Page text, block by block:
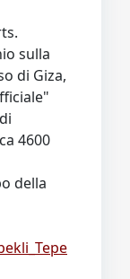
sulla
di Giza,
4600
della